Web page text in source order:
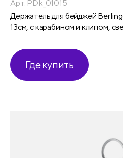
Арт. PDk_01015
Держатель для бейджей
13см, с карабином и клипом,
Где купить